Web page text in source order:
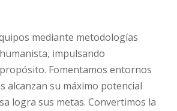
mediante metodologías
impulsando
Fomentamos entornos
alcanzan su máximo potencial
logra sus metas. Convertimos la